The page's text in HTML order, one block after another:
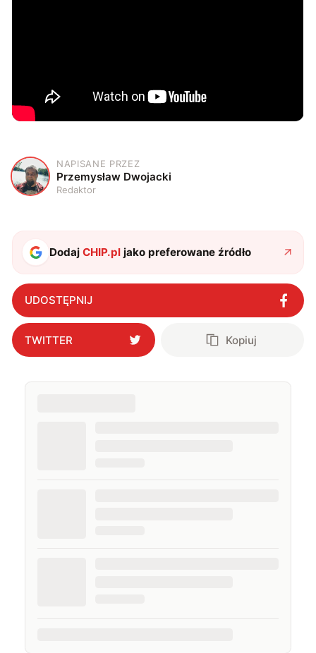
P
NAPISANE PRZEZ
Przemysław Dwojacki
Redaktor
DodajCHIP.pl jako preferowane źródło
UDOSTĘPNIJ
TWITTER Kopiuj